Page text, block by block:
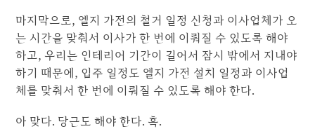
마지막으로, 엘지 가전의 철거 일정 신청과 이사업체가 오
는 시간을 맞춰서 이사가 한 번에 이뤄질 수 있도록 해야
하고, 우리는 인테리어 기간이 길어서 잠시 밖에서 지내야
하기 때문에, 입주 일정도 엘지 가전 설치 일정과 이사업
체를 맞춰서 한 번에 이뤄질 수 있도록 해야 한다.
아 맞다. 당근도 해야 한다. 흑.